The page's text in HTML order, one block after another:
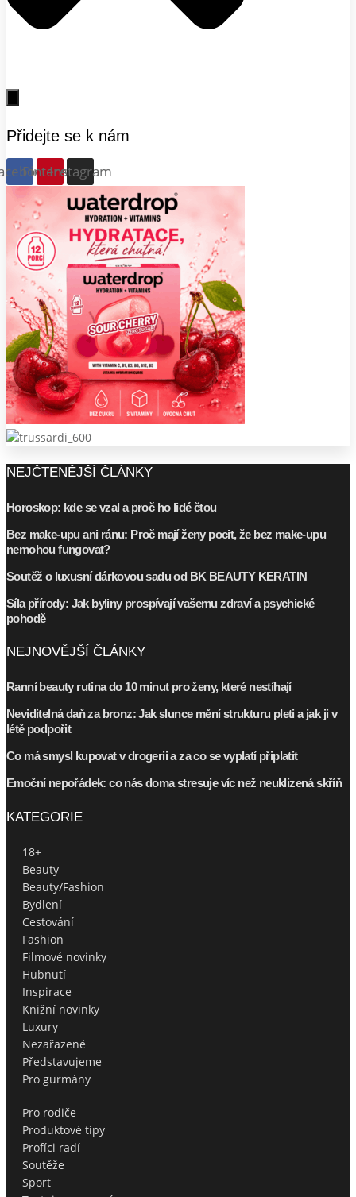
Přidejte se k nám
PinterestInstagram
NEJČTENĚJŠÍ ČLÁNKY
Horoskop: kde se vzal a proč ho lidé čtou
Bez make-upu ani ránu: Proč mají ženy pocit, že bez make-upu
nemohou fungovat?
Soutěž o luxusní dárkovou sadu od BK BEAUTY KERATIN
Síla přírody: Jak byliny prospívají vašemu zdraví a psychické
pohodě
NEJNOVĚJŠÍ ČLÁNKY
Ranní beauty rutina do 10 minut pro ženy, které nestíhají
Neviditelná daň za bronz: Jak slunce mění strukturu pleti a jak ji v
létě podpořit
Co má smysl kupovat v drogerii a za co se vyplatí připlatit
Emoční nepořádek: co nás doma stresuje víc než neuklizená skříň
KATEGORIE
18+
Beauty
Beauty/Fashion
Bydlení
Cestování
Fashion
Filmové novinky
Hubnutí
Inspirace
Knižní novinky
Luxury
Nezařazené
Představujeme
Pro gurmány
Pro rodiče
Produktové tipy
Profíci radí
Soutěže
Sport